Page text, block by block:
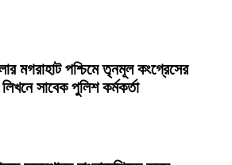
মগরাহাট পশ্চিমে তৃনমূল কংগ্রেসের
সাবেক পুলিশ কর্মকর্তা